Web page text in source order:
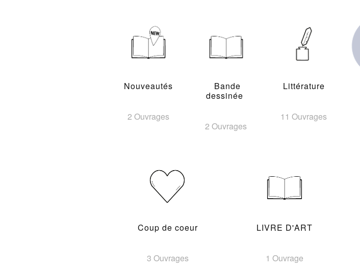
Nouveautés
2 Ouvrages
Bande
dessinée
2 Ouvrages
Littérature
11 Ouvrages
Coup de coeur
3 Ouvrages
LIVRE D'ART
1 Ouvrage